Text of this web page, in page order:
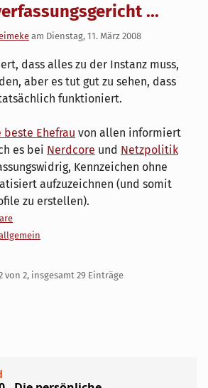
...
am Dienstag, 11. März 2008
dass alles zu der Instanz muss,
aber es tut gut zu sehen, dass
funktioniert.
beste Ehefrau von allen informiert
es bei Nerdcore und Netzpolitik
Kennzeichen ohne
aufzuzeichnen (und somit
zu erstellen).
von 2, insgesamt 29 Einträge